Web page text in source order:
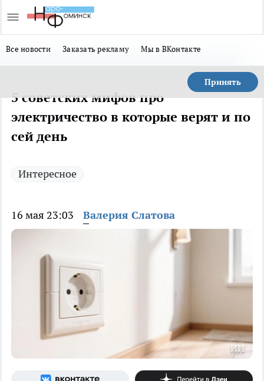
Все новости Заказать рекламу Мы в ВКонтакте
Принять
5 советских мифов про
электричество в которые верят и по
сей день
Интересное
16 мая 23:03 Валерия Слатова
ИИ